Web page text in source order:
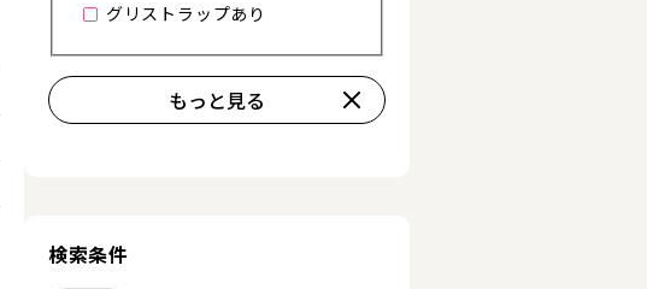
グリストラップあり
もっと見る
検索条件